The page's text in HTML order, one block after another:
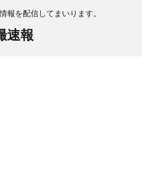
報を配信してまいります。
速報